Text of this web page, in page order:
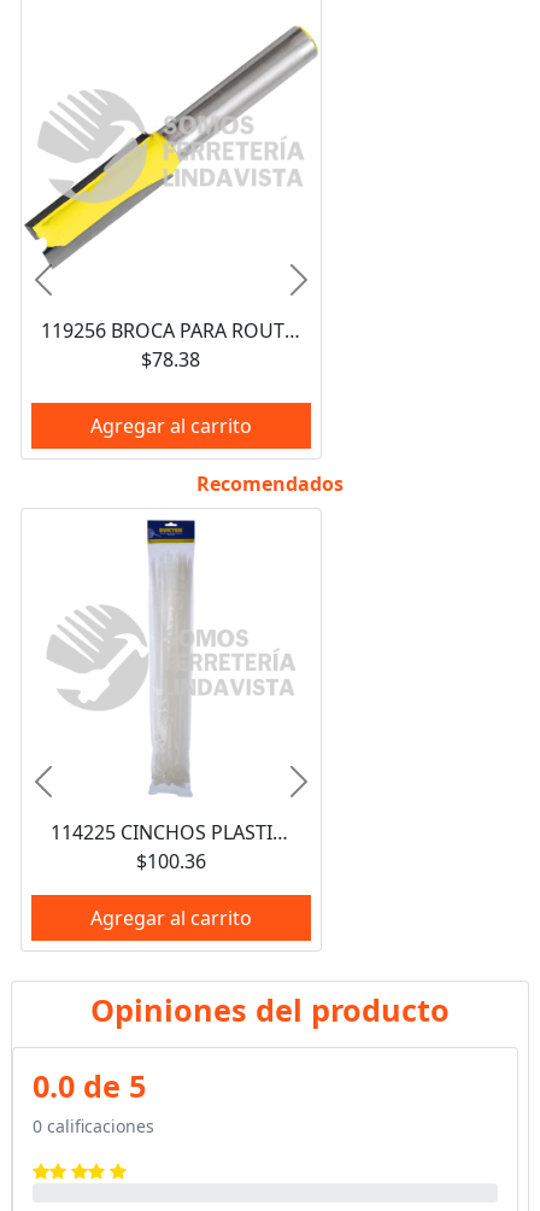
119256 BROCA PARA ROUTER DE ACERO RECTA DE 2 FILOS 3/4" ZANCO DE 1/4" SURTEK
$78.38
Agregar al carrito
Anterior Siguiente
Recomendados
114225 CINCHOS PLASTICOS 400 X 7.6 MM, TENSION 55 KG DE 50 PIEZAS COLOR BLANCO SURTEK
$100.36
Agregar al carrito
Anterior Siguiente
Opiniones del producto
0.0 de 5
0 calificaciones